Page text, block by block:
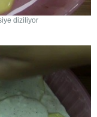
diziliyor